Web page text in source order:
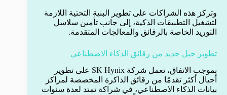
وتركز هذه الشراكات على تطوير البنية التحتية اللازمة
لتشغيل التطبيقات الذكية، إلى جانب تأمين سلاسل
التوريد الخاصة بالرقائق والمعالجات المتقدمة.
تطوير جيل جديد من رقائق الذكاء الاصطناعي
بموجب الاتفاق، تعمل شركة SK Hynix على تطوير
أجيال أكثر تقدمًا من رقائق الذاكرة المخصصة لمراكز
بيانات الذكاء الاصطناعي، في شراكة تمتد لعدة سنوات